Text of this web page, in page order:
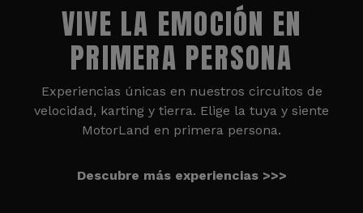
VIVE LA EMOCIÓN EN
PRIMERA PERSONA
Experiencias únicas en nuestros circuitos de
velocidad, karting y tierra. Elige la tuya y siente
MotorLand en primera persona.
Descubre más experiencias >>>